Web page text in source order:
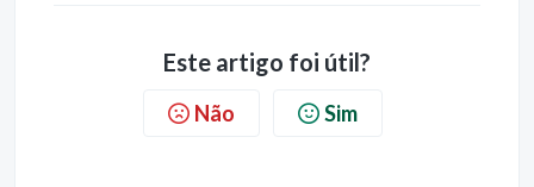
Este artigo foi útil?
Não Sim